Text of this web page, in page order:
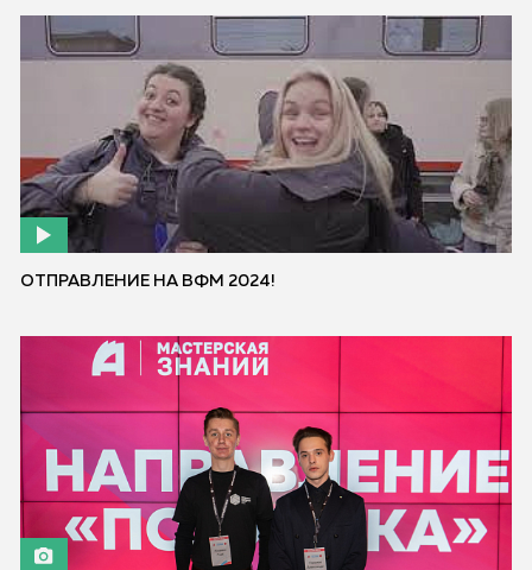
ОТПРАВЛЕНИЕ НА ВФМ 2024!